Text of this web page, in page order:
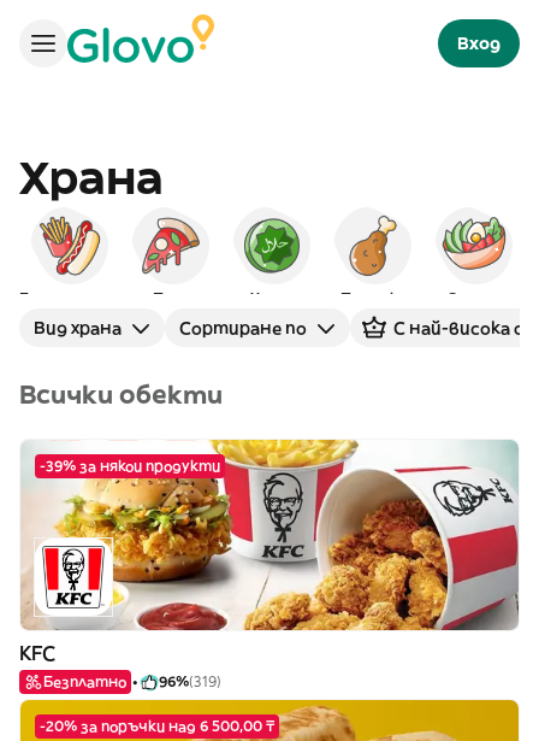
Вход
Храна
Пица Халал Пилешко Салати
Вид храна Сортиране по С най-висока
Всички обекти
-39% за някои продукти
KFC
Безплатно 96%(319)
-20% за поръчки над 6 500,00 ₸